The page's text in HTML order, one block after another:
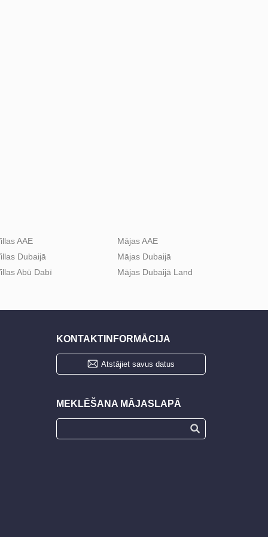
AAE
Dubaijā
Abū Dabī
Mājas AAE
Mājas Dubaijā
Mājas Dubaijā Land
KONTAKTINFORMĀCIJA
Atstājiet savus datus
MEKLĒŠANA MĀJASLAPĀ